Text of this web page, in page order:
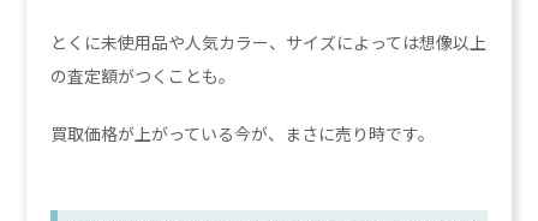
とくに未使用品や人気カラー、サイズによっては想像以上
の査定額がつくことも。
買取価格が上がっている今が、まさに売り時です。